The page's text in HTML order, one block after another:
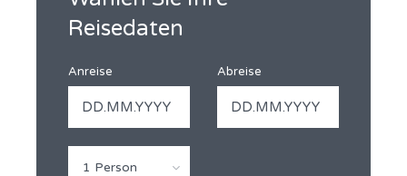
Reisedaten
Anreise Abreise
1 Person